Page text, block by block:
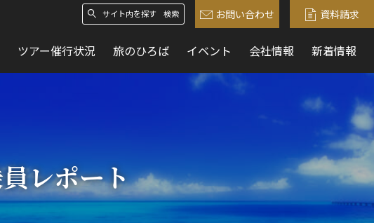
検索 お問い合わせ 資料請求
ツアー催行状況 旅のひろば イベント 会社情報 新着情報
レポート